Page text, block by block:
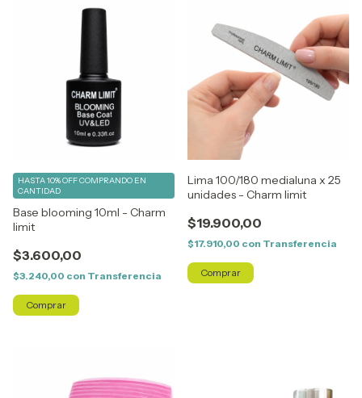
Base blooming 10ml - Charm
limit
$3.600,00
HASTA 10% OFFCOMPRANDO EN
CANTIDAD
$3.240,00 con Transferencia
Lima 100/180 medialuna x 25
unidades - Charm limit
$19.900,00
$17.910,00 con Transferencia